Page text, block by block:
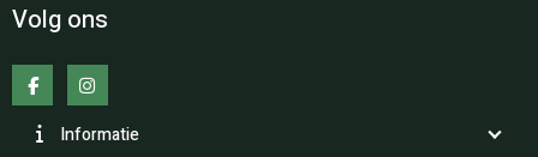
Volg ons
Informatie